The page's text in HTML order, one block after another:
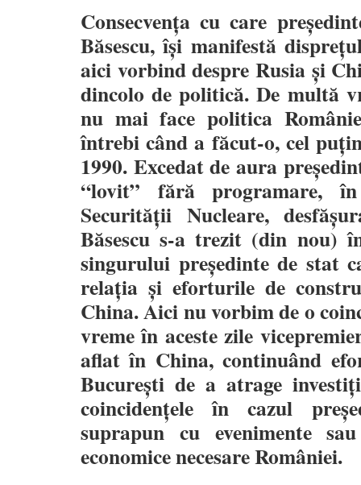
Consecvenţa cu care
Băsescu, îşi manifestă
aici vorbind despre Rusia şi
dincolo de politică. De multă
nu mai face politica
întrebi când a făcut-o, cel
1990. Excedat de aura
“lovit” fără programare,
Securităţii Nucleare,
Băsescu s-a trezit (din nou)
singurului preşedinte de stat
relaţia şi eforturile de
China. Aici nu vorbim de o
vreme în aceste zile
aflat în China, continuând
Bucureşti de a atrage
coincidenţele în cazul
suprapun cu evenimente
economice necesare României.